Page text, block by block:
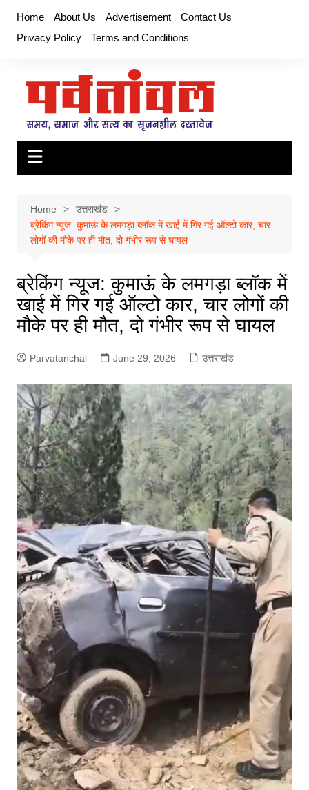
content
Home About Us Advertisement
Contact Us
Privacy Policy
Terms and Conditions
Home
उत्तराखंड
ब्रेकिंग न्यूज: कुमाऊं के लमगड़ा ब्लॉक में खाई में गिर गई ऑल्टो कार, चार
लोगों की मौके पर ही मौत, दो गंभीर रूप से घायल
ब्रेकिंग न्यूज: कुमाऊं के लमगड़ा ब्लॉक में
खाई में गिर गई ऑल्टो कार, चार लोगों की
मौके पर ही मौत, दो गंभीर रूप से घायल
Parvatanchal June 29, 2026 उत्तराखंड